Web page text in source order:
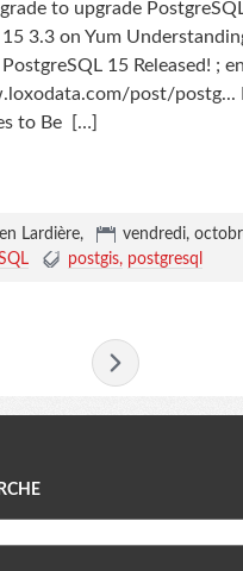
to upgrade
15 3.3 on Yum
15 Released! ;
post/postg...
to Be
[…]
Lardière, vendredi,
postgis postgresql